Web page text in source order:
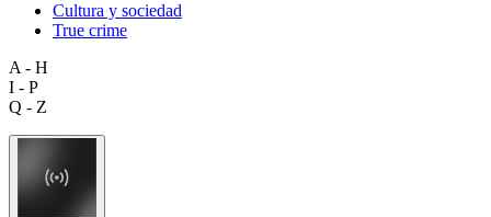
Cultura y sociedad
True crime
A - H
I - P
Q - Z